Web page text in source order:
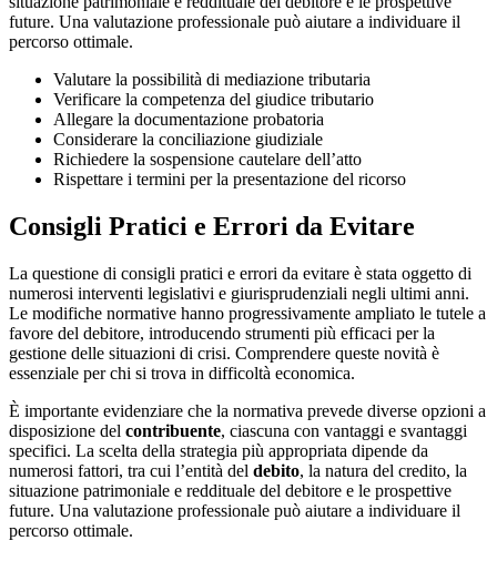
future. Una valutazione professionale può aiutare a individuare il
percorso ottimale.
Valutare la possibilità di mediazione tributaria
Verificare la competenza del giudice tributario
Allegare la documentazione probatoria
Considerare la conciliazione giudiziale
Richiedere la sospensione cautelare dell’atto
Rispettare i termini per la presentazione del ricorso
Consigli Pratici e Errori da Evitare
La questione di consigli pratici e errori da evitare è stata oggetto di
numerosi interventi legislativi e giurisprudenziali negli ultimi anni.
Le modifiche normative hanno progressivamente ampliato le tutele a
favore del debitore, introducendo strumenti più efficaci per la
gestione delle situazioni di crisi. Comprendere queste novità è
essenziale per chi si trova in difficoltà economica.
È importante evidenziare che la normativa prevede diverse opzioni a
disposizione del contribuente, ciascuna con vantaggi e svantaggi
specifici. La scelta della strategia più appropriata dipende da
numerosi fattori, tra cui l’entità del debito, la natura del credito, la
situazione patrimoniale e reddituale del debitore e le prospettive
future. Una valutazione professionale può aiutare a individuare il
percorso ottimale.